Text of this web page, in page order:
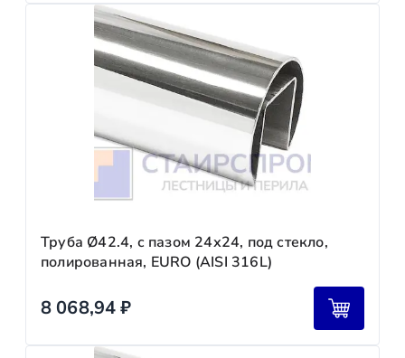
Труба Ø42.4, с пазом 24х24, под стекло,
полированная, EURO (AISI 316L)
8 068,94₽